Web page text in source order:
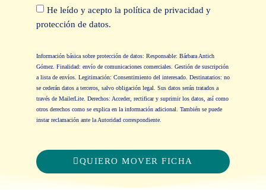
He leído y acepto la política de privacidad y
protección de datos.
Información básica sobre protección de datos: Responsable: Bárbara Antich
Gómez. Finalidad: envío de comunicaciones comerciales. Gestión de suscripción
a lista de envíos. Legitimación: Consentimiento del interesado. Destinatarios: no
se cederán datos a terceros, salvo obligación legal. Sus datos serán tratados a
través de MailerLite. Derechos: Acceder, rectificar y suprimir los datos, así como
otros derechos como se explica en lainformación adicional. También se puede
instar reclamación ante la Autoridad correspondiente.
QUIERO MOVER FICHA